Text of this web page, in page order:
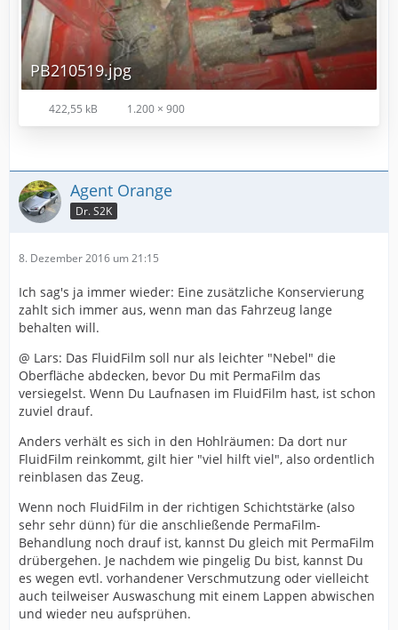
PB210519.jpg
422,55 kB 1.200 × 900
Agent Orange
Dr. S2K
8. Dezember 2016 um 21:15
Ich sag's ja immer wieder: Eine zusätzliche Konservierung
zahlt sich immer aus, wenn man das Fahrzeug lange
behalten will.
@ Lars: Das FluidFilm soll nur als leichter "Nebel" die
Oberfläche abdecken, bevor Du mit PermaFilm das
versiegelst. Wenn Du Laufnasen im FluidFilm hast, ist schon
zuviel drauf.
Anders verhält es sich in den Hohlräumen: Da dort nur
FluidFilm reinkommt, gilt hier "viel hilft viel", also ordentlich
reinblasen das Zeug.
Wenn noch FluidFilm in der richtigen Schichtstärke (also
sehr sehr dünn) für die anschließende PermaFilm-
Behandlung noch drauf ist, kannst Du gleich mit PermaFilm
drübergehen. Je nachdem wie pingelig Du bist, kannst Du
es wegen evtl. vorhandener Verschmutzung oder vielleicht
auch teilweiser Auswaschung mit einem Lappen abwischen
und wieder neu aufsprühen.